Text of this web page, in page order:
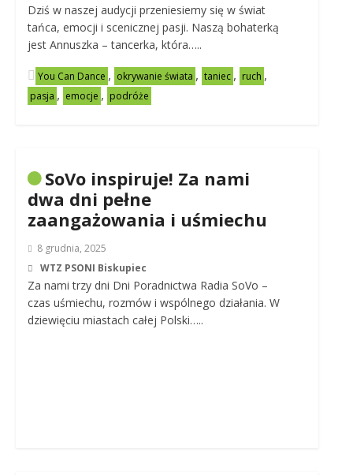
Dziś w naszej audycji przeniesiemy się w świat
tańca, emocji i scenicznej pasji. Naszą bohaterką
jest Annuszka – tancerka, która…..
You Can Dance , okrywanie świata , taniec , ruch ,
pasja , emocje , podróże
SoVo inspiruje! Za nami
dwa dni pełne
zaangażowania i uśmiechu
8 grudnia, 2025
WTZ PSONI Biskupiec
Za nami trzy dni Dni Poradnictwa Radia SoVo –
czas uśmiechu, rozmów i wspólnego działania. W
dziewięciu miastach całej Polski…..